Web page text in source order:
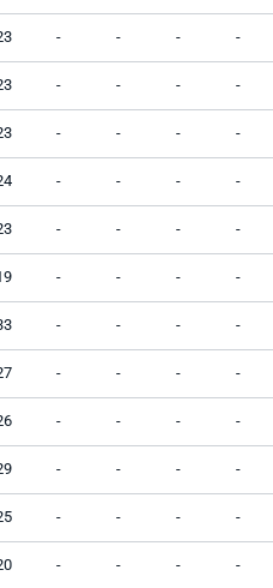
- - - -
- - - -
- - - -
- - - -
- - - -
- - - -
- - - -
- - - -
- - - -
- - - -
- - - -
- - - -